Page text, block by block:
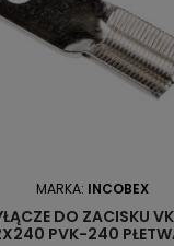
MARKA: INCOBEX
DO ZACISKU
PVK-240